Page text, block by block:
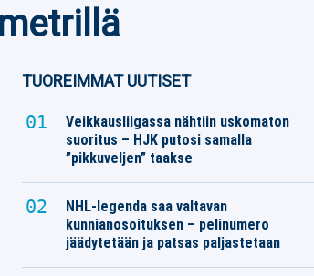
TUOREIMMAT UUTISET
Veikkausliigassa nähtiin uskomaton
suoritus – HJK putosi samalla
”pikkuveljen” taakse
NHL-legenda saa valtavan
kunnianosoituksen – pelinumero
jäädytetään ja patsas paljastetaan